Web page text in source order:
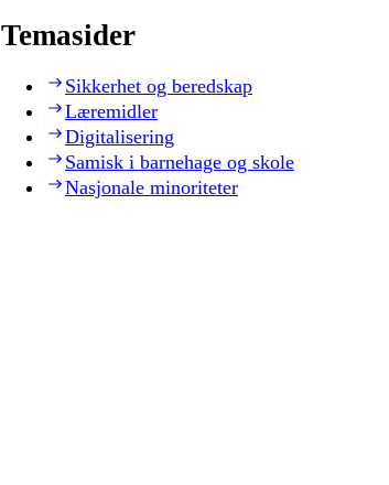
Temasider
Sikkerhet og beredskap
Læremidler
Digitalisering
Samisk i barnehage og skole
Nasjonale minoriteter